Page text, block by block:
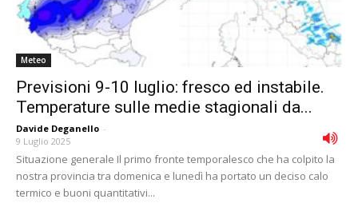
Meteo
Previsioni 9-10 luglio: fresco ed instabile.
Temperature sulle medie stagionali da...
Davide Deganello -
9 Luglio 2025
Situazione generale Il primo fronte temporalesco che ha colpito la
nostra provincia tra domenica e lunedì ha portato un deciso calo
termico e buoni quantitativi...